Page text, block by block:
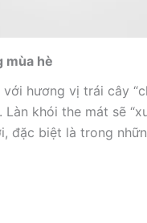
mùa hè
hương vị trái cây
khói the mát sẽ
đặc biệt là trong